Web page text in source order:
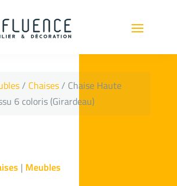
/ Chaises/ Chaise Haute
6 coloris (Girardeau)
| Meubles